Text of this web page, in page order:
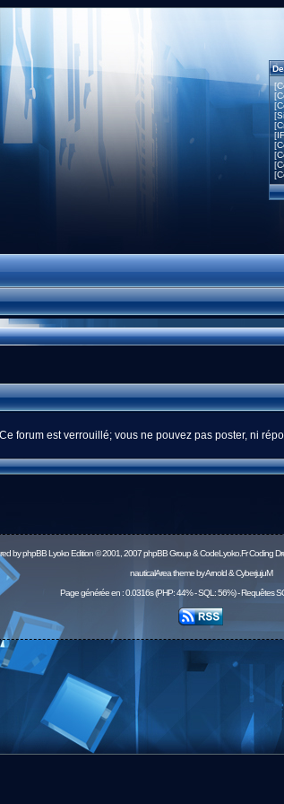
Ce forum est verrouillé; vous ne pouvez pas poster, ni
byphpBBLyoko Edition © 2001, 2007 phpBB Group & CodeLyoko.Fr Coding
nauticalArea theme by Arnold & CyberjujuM
Page générée en : 0.0316s (PHP: 44% - SQL: 56%) - Requêtes